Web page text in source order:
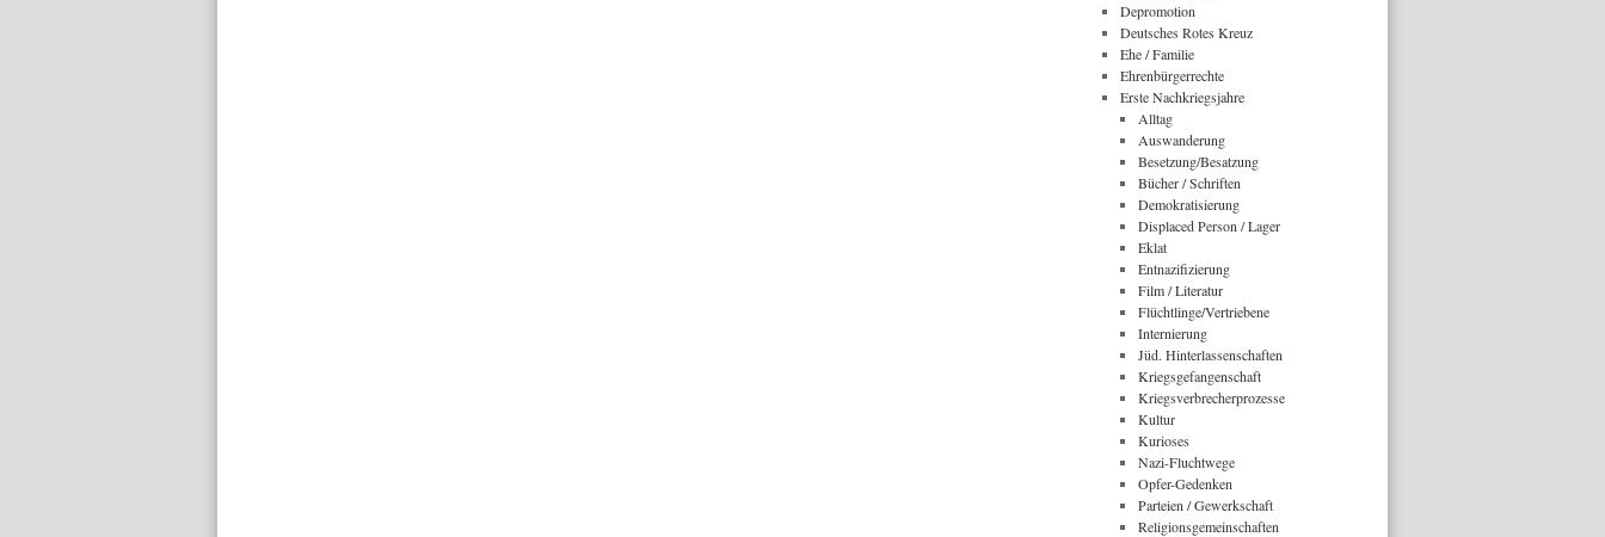
Depromotion
Deutsches Rotes Kreuz
Ehe / Familie
Ehrenbürgerrechte
Erste Nachkriegsjahre
Alltag
Auswanderung
Besetzung/Besatzung
Bücher / Schriften
Demokratisierung
Displaced Person / Lager
Eklat
Entnazifizierung
Film / Literatur
Flüchtlinge/Vertriebene
Internierung
Jüd. Hinterlassenschaften
Kriegsgefangenschaft
Kriegsverbrecherprozesse
Kultur
Kurioses
Nazi-Fluchtwege
Opfer-Gedenken
Parteien / Gewerkschaft
Religionsgemeinschaften